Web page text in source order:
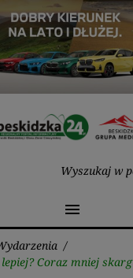
menu
/
Coraz mniej skarg